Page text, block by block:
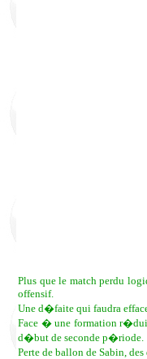
Plus que le match perdu
offensif.
Une d�faite qui faudra
Face � une formation
d�but de seconde p�riode.
Perte de ballon de Sabin,